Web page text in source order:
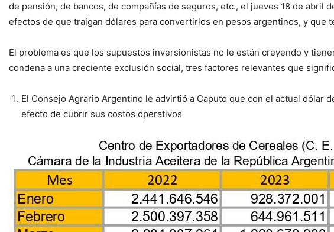
de pensión, de bancos, de compañías de seguros, etc., el jueves 18 de abril
efectos de que traigan dólares para convertirlos en pesos argentinos, y
El problema es que los supuestos inversionistas no le están creyendo y
condena a una creciente exclusión social, tres factores relevantes que
El Consejo Agrario Argentino le advirtió a Caputo que con el actual dólar
efecto de cubrir sus costos operativos